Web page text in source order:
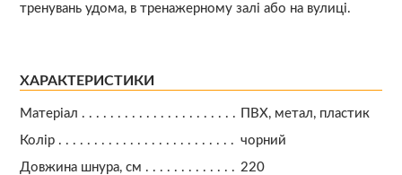
тренувань удома, в тренажерному залі або на вулиці.
ХАРАКТЕРИСТИКИ
Матеріал
ПВХ, метал, пластик
Колір
чорний
Довжина шнура, см
220